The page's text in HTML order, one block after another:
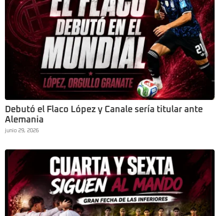
Debutó el Flaco López y Canale sería titular ante
Alemania
junio 29, 2026